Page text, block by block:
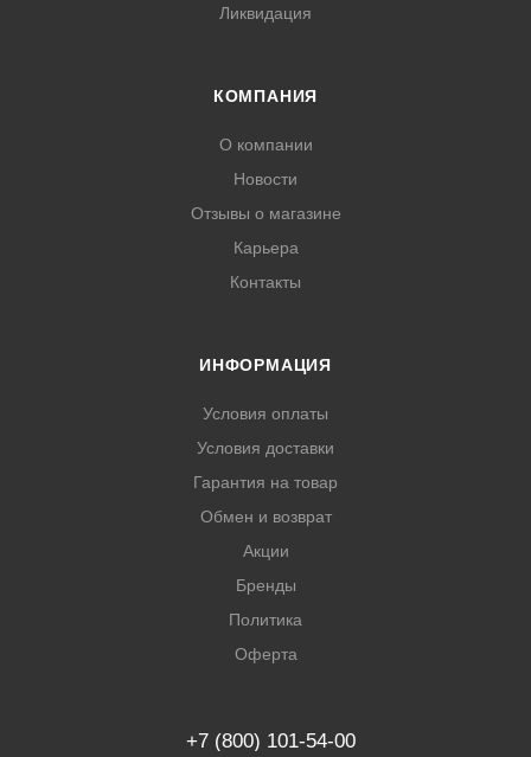
Ликвидация
КОМПАНИЯ
О компании
Новости
Отзывы о магазине
Карьера
Контакты
ИНФОРМАЦИЯ
Условия оплаты
Условия доставки
Гарантия на товар
Обмен и возврат
Акции
Бренды
Политика
Оферта
+7 (800) 101-54-00